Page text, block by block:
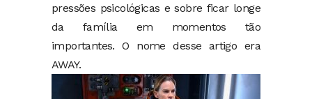
pressões psicológicas e sobre ficar longe
da família em momentos tão
importantes. O nome desse artigo era
AWAY.